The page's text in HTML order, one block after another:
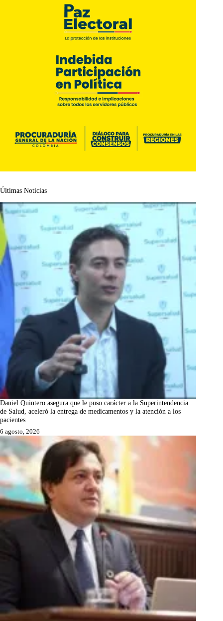
Últimas Noticias
Daniel Quintero asegura que le puso carácter a la Superintendencia
de Salud, aceleró la entrega de medicamentos y la atención a los
pacientes
6 agosto, 2026